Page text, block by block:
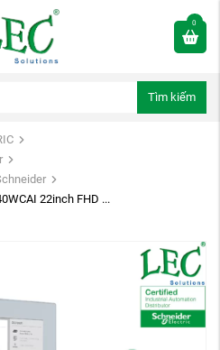
0
Tìm kiếm
22inch FHD ...